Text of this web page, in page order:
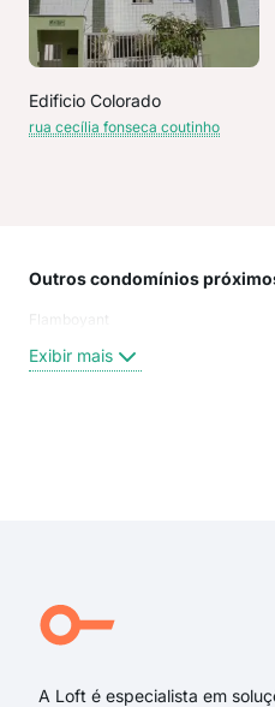
Edificio Colorado
rua cecília fonseca coutinho
Outros condomínios
Flamboyant
Exibir mais
A Loft é especialista em